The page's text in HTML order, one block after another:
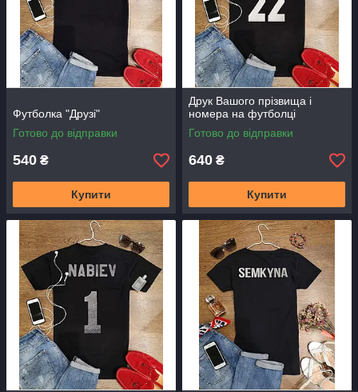
Футболка "Друзі"
Готово до відправки
540 ₴
Купити
Друк Вашого прізвища і
номера на футболці
Готово до відправки
640 ₴
Купити